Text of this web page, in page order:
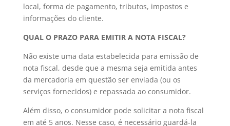
local, forma de pagamento, tributos, impostos e
informações do cliente.
QUAL O PRAZO PARA EMITIR A NOTA FISCAL?
Não existe uma data estabelecida para emissão de
nota fiscal, desde que a mesma seja emitida antes
da mercadoria em questão ser enviada (ou os
serviços fornecidos) e repassada ao consumidor.
Além disso, o consumidor pode solicitar a nota fiscal
em até 5 anos. Nesse caso, é necessário guardá-la